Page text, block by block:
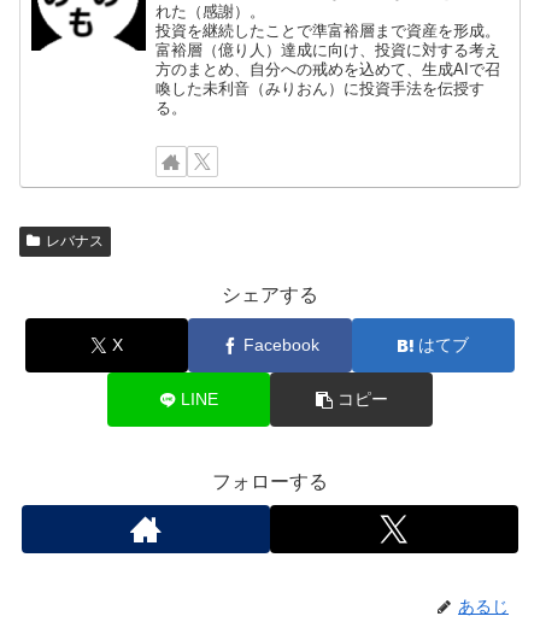
れた（感謝）。
投資を継続したことで準富裕層まで資産を形成。
富裕層（億り人）達成に向け、投資に対する考え
方のまとめ、自分への戒めを込めて、生成AIで召
喚した未利音（みりおん）に投資手法を伝授す
る。
レバナス
シェアする
X Facebook はてブ
LINE コピー
フォローする
あるじ